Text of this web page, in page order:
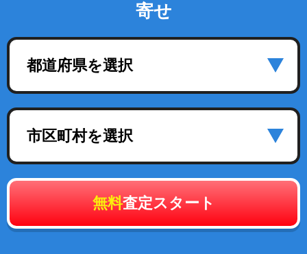
寄せ
都道府県を選択
市区町村を選択
無料査定スタート